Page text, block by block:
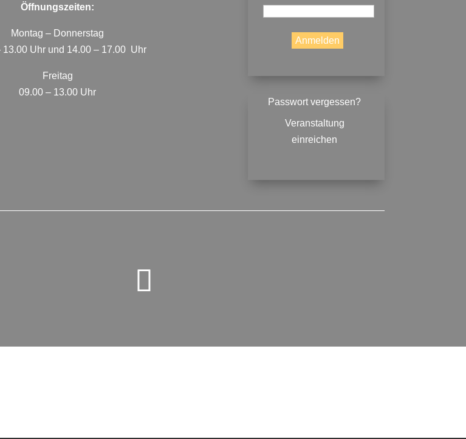
Öffnungszeiten:
Montag – Donnerstag
13.00 Uhr und 14.00 – 17.00 Uhr
Freitag
09.00 – 13.00 Uhr
Passwort vergessen?
Veranstaltung
einreichen